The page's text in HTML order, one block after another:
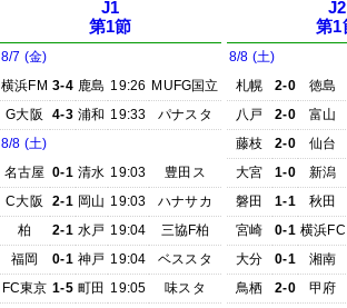
J1
第1節
8/7 (金)
横浜FM 3-4 鹿島 19:26 MUFG国立
G大阪
4-3 浦和 19:33
パナスタ
8/8 (土)
名古屋 0-1 清水 19:03
豊田ス
C大阪
2-1 岡山 19:03
ハナサカ
柏
2-1 水戸 19:04
三協F柏
福岡
0-1 神戸 19:04
ベススタ
FC東京 1-5 町田 19:05
味スタ
J2
第1
8/8 (土)
札幌
2-0
徳島
八戸
2-0
富山
藤枝
2-0
仙台
大宮
1-0
新潟
磐田
1-1
秋田
宮崎
0-1 横浜FC
大分
0-1
湘南
鳥栖
2-0
甲府